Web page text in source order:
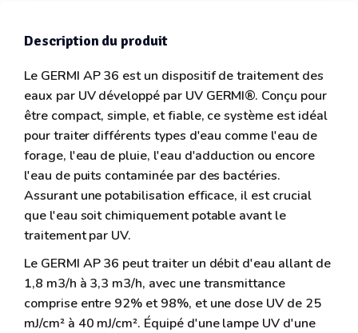
Description du produit
Le GERMI AP 36 est un dispositif de traitement des
eaux par UV développé par UV GERMI®. Conçu pour
être compact, simple, et fiable, ce système est idéal
pour traiter différents types d'eau comme l'eau de
forage, l'eau de pluie, l'eau d'adduction ou encore
l'eau de puits contaminée par des bactéries.
Assurant une potabilisation efficace, il est crucial
que l'eau soit chimiquement potable avant le
traitement par UV.
Le GERMI AP 36 peut traiter un débit d'eau allant de
1,8 m3/h à 3,3 m3/h, avec une transmittance
comprise entre 92% et 98%, et une dose UV de 25
mJ/cm² à 40 mJ/cm². Équipé d'une lampe UV d'une